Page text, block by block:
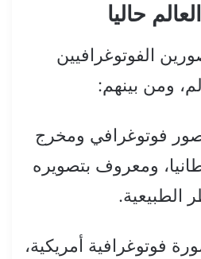
حاليا
الفوتوغرافيين
ومن بينهم:
فوتوغرافي ومخرج
ومعروف بتصويره
الطبيعية.
فوتوغرافية أمريكية،